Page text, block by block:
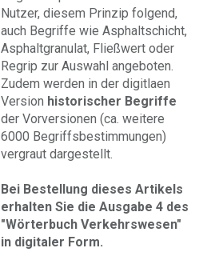
Nutzer, diesem Prinzip folgend,
auch Begriffe wie Asphaltschicht,
Asphaltgranulat, Fließwert oder
Regrip zur Auswahl angeboten.
Zudem werden in der digitlaen
Version historischer Begriffe
der Vorversionen (ca. weitere
6000 Begriffsbestimmungen)
vergraut dargestellt.
Bei Bestellung dieses Artikels
erhalten Sie die Ausgabe 4 des
"Wörterbuch Verkehrswesen"
in digitaler Form.